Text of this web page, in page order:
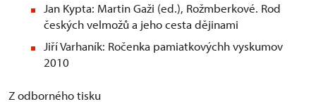
Jan Kypta: Martin Gaži (ed.), Rožmberkové. Rod
českých velmožů a jeho cesta dějinami
Jiří Varhaník: Ročenka pamiatkovýchh vyskumov
2010
Z odborného tisku